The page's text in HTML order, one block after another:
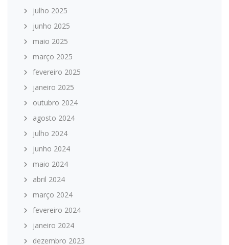
julho 2025
junho 2025
maio 2025
março 2025
fevereiro 2025
janeiro 2025
outubro 2024
agosto 2024
julho 2024
junho 2024
maio 2024
abril 2024
março 2024
fevereiro 2024
janeiro 2024
dezembro 2023